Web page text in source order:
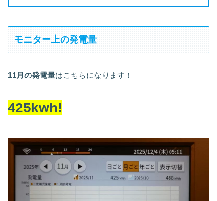
モニター上の発電量
11月の発電量はこちらになります！
425kwh!